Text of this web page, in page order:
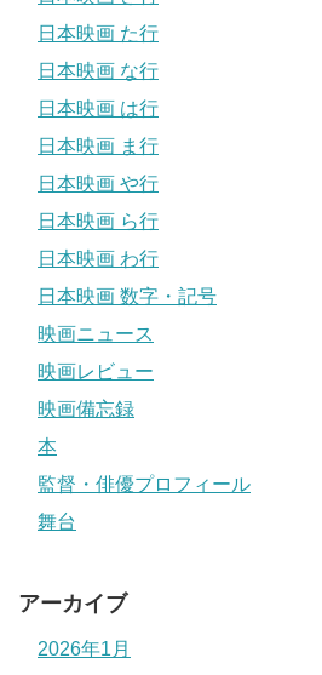
日本映画 た行
日本映画 な行
日本映画 は行
日本映画 ま行
日本映画 や行
日本映画 ら行
日本映画 わ行
日本映画 数字・記号
映画ニュース
映画レビュー
映画備忘録
本
監督・俳優プロフィール
舞台
アーカイブ
2026年1月